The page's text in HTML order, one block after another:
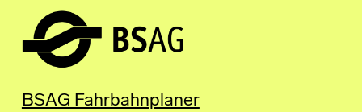
BSAG Fahrbahnplaner